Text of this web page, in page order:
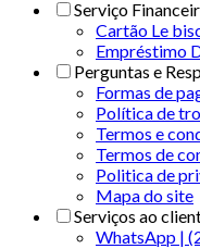
Serviço
Cartão Le
Empréstimo
Perguntas e
Formas de
Política de
Termos e
Termos de
Politica de
Mapa do site
Serviços ao
WhatsApp |